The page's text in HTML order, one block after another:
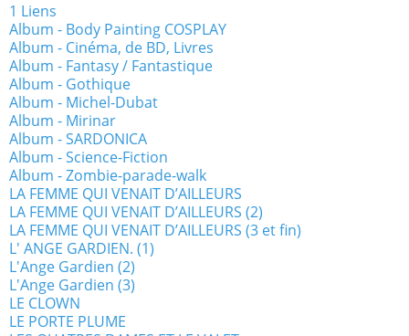
1 Liens
Album - Body Painting COSPLAY
Album - Cinéma, de BD, Livres
Album - Fantasy / Fantastique
Album - Gothique
Album - Michel-Dubat
Album - Mirinar
Album - SARDONICA
Album - Science-Fiction
Album - Zombie-parade-walk
LA FEMME QUI VENAIT D’AILLEURS
LA FEMME QUI VENAIT D’AILLEURS (2)
LA FEMME QUI VENAIT D’AILLEURS (3 et fin)
L' ANGE GARDIEN. (1)
L'Ange Gardien (2)
L'Ange Gardien (3)
LE CLOWN
LE PORTE PLUME